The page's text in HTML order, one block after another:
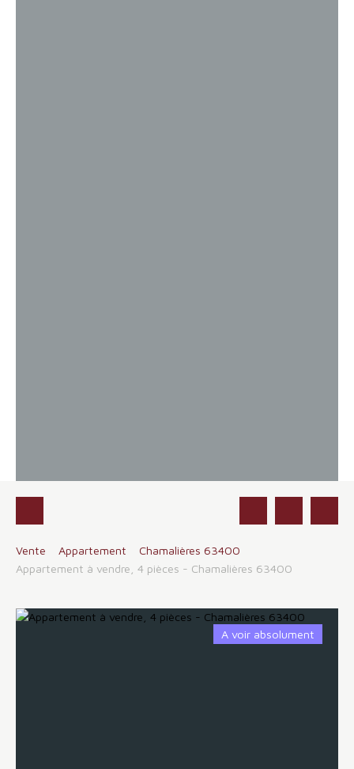
Vente Appartement
Chamalières 63400
Appartement à vendre, 4 pièces - Chamalières 63400
A voir absolument